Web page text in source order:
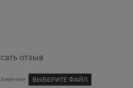
отзыв
ВЫБЕРИТЕ ФАЙЛ